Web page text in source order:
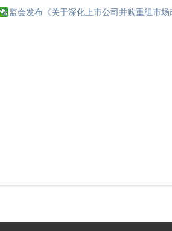
证监会发布《关于深化上市公司并购重组市